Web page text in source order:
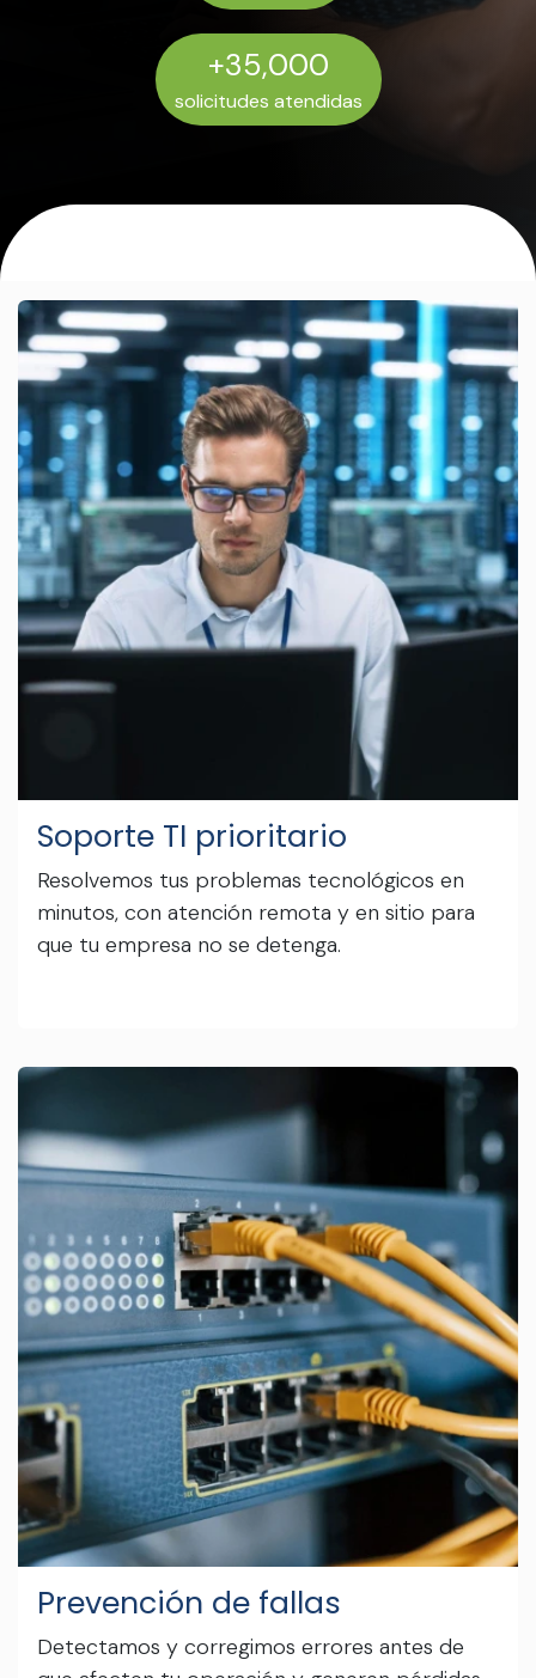
+35,000
solicitudes atendidas
Soporte TI prioritario
Resolvemos tus problemas tecnológicos en
minutos, con atención remota y en sitio para
que tu empresa no se detenga.
Prevención de fallas
Detectamos y corregimos errores antes de